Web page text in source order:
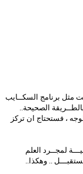
مثل برنامج السكــايب
الصحيحة..
، فستحتاج ان تركز
لمجــرد العلم
.. وهكذا..